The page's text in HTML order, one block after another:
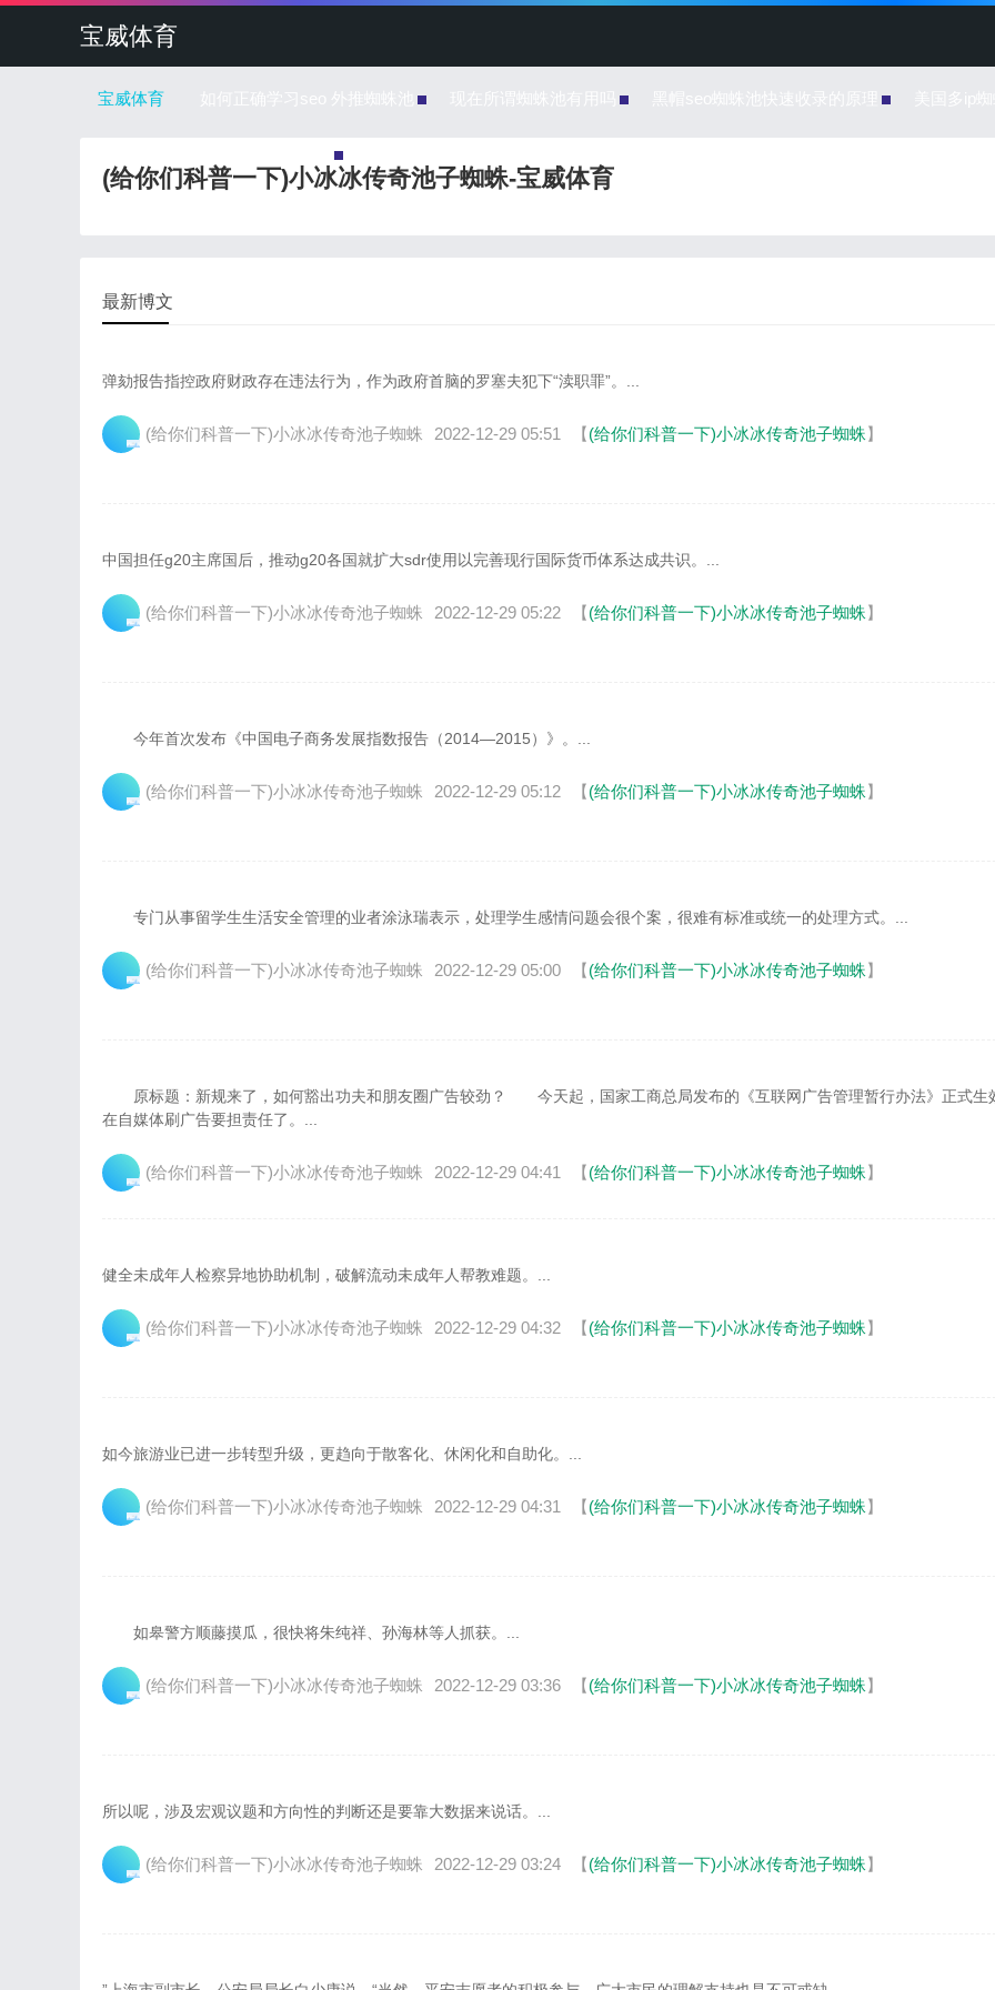
宝威体育
宝威体育
(给你们科普一下)小冰冰传奇池子蜘蛛-宝威体育
最新博文
弹劾报告指控政府财政存在违法行为，作为政府首脑的罗塞夫犯下“渎职罪”。...
(给你们科普一下)小冰冰传奇池子蜘蛛 2022-12-29 05:51 【(给你们科普一下)小冰冰传奇池子蜘蛛】
中国担任g20主席国后，推动g20各国就扩大sdr使用以完善现行国际货币体系达成共识。...
(给你们科普一下)小冰冰传奇池子蜘蛛 2022-12-29 05:22 【(给你们科普一下)小冰冰传奇池子蜘蛛】
今年首次发布《中国电子商务发展指数报告（2014—2015）》。...
(给你们科普一下)小冰冰传奇池子蜘蛛 2022-12-29 05:12 【(给你们科普一下)小冰冰传奇池子蜘蛛】
专门从事留学生生活安全管理的业者涂泳瑞表示，处理学生感情问题会很个案，很难有标准或统一的处理方式。...
(给你们科普一下)小冰冰传奇池子蜘蛛 2022-12-29 05:00 【(给你们科普一下)小冰冰传奇池子蜘蛛】
原标题：新规来了，如何豁出功夫和朋友圈广告较劲？ 今天起，国家工商总局发布的《互联网广告管理暂行办法》正式生
在自媒体刷广告要担责任了。...
(给你们科普一下)小冰冰传奇池子蜘蛛 2022-12-29 04:41 【(给你们科普一下)小冰冰传奇池子蜘蛛】
健全未成年人检察异地协助机制，破解流动未成年人帮教难题。...
(给你们科普一下)小冰冰传奇池子蜘蛛 2022-12-29 04:32 【(给你们科普一下)小冰冰传奇池子蜘蛛】
如今旅游业已进一步转型升级，更趋向于散客化、休闲化和自助化。...
(给你们科普一下)小冰冰传奇池子蜘蛛 2022-12-29 04:31 【(给你们科普一下)小冰冰传奇池子蜘蛛】
如皋警方顺藤摸瓜，很快将朱纯祥、孙海林等人抓获。...
(给你们科普一下)小冰冰传奇池子蜘蛛 2022-12-29 03:36 【(给你们科普一下)小冰冰传奇池子蜘蛛】
所以呢，涉及宏观议题和方向性的判断还是要靠大数据来说话。...
(给你们科普一下)小冰冰传奇池子蜘蛛 2022-12-29 03:24 【(给你们科普一下)小冰冰传奇池子蜘蛛】